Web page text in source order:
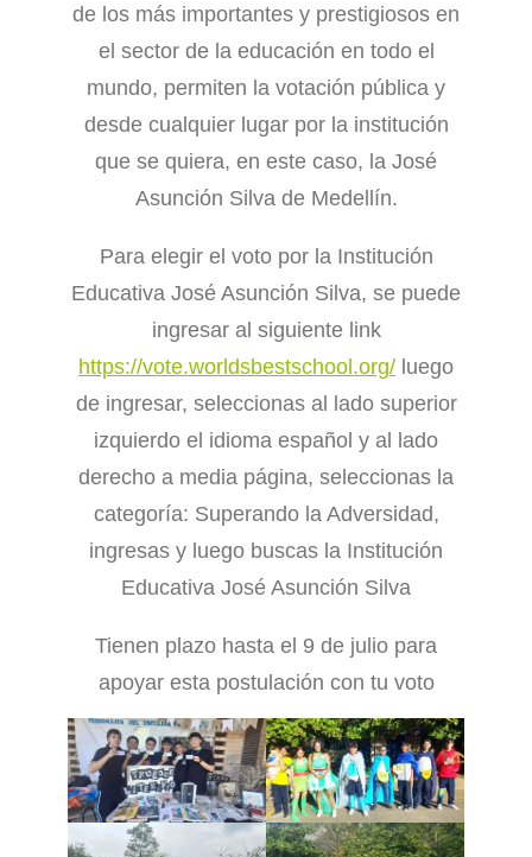
de los más importantes y prestigiosos en
el sector de la educación en todo el
mundo, permiten la votación pública y
desde cualquier lugar por la institución
que se quiera, en este caso, la José
Asunción Silva de Medellín.
Para elegir el voto por la Institución
Educativa José Asunción Silva, se puede
ingresar al siguiente link
https://vote.worldsbestschool.org/ luego
de ingresar, seleccionas al lado superior
izquierdo el idioma español y al lado
derecho a media página, seleccionas la
categoría: Superando la Adversidad,
ingresas y luego buscas la Institución
Educativa José Asunción Silva
Tienen plazo hasta el 9 de julio para
apoyar esta postulación con tu voto